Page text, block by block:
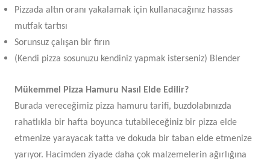
Pizzada altın oranı yakalamak için kullanacağınız hassas
mutfak tartısı
Sorunsuz çalışan bir fırın
(Kendi pizza sosunuzu kendiniz yapmak isterseniz) Blender
Mükemmel Pizza Hamuru Nasıl Elde Edilir?
Burada vereceğimiz pizza hamuru tarifi, buzdolabınızda
rahatlıkla bir hafta boyunca tutabileceğiniz bir pizza elde
etmenize yarayacak tatta ve dokuda bir taban elde etmenize
yarıyor. Hacimden ziyade daha çok malzemelerin ağırlığına